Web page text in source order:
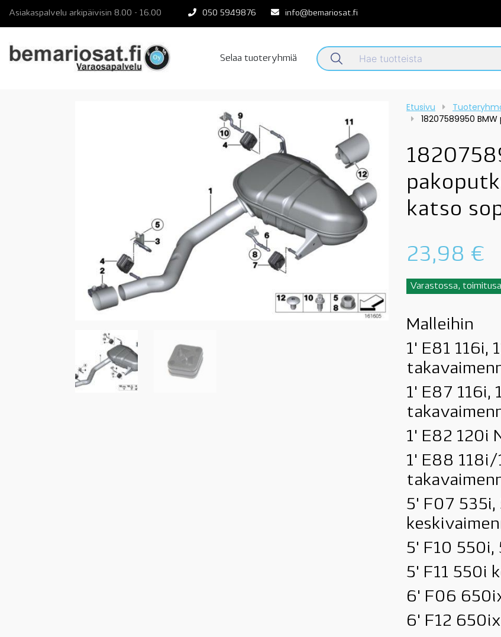
content
Asiakaspalvelu arkipäivisin 8.00 - 16.00 050 5949876 info@bemariosat.fi
Selaa tuoteryhmiä
Etusivu
18207589950
katso
23,98 €
Varastossa,
Malleihin
1' E81 116i,
1' E87 116i,
1' E82 120i
1' E88 118i/
5' F07 535i,
5' F10 550i,
5' F11 550i
6' F06
6' F12